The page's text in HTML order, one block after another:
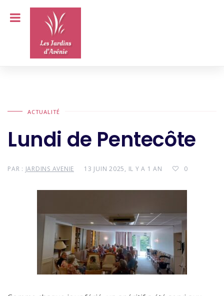
ACTUALITÉ
Lundi de Pentecôte
PAR : JARDINS AVENIE 13 JUIN 2025, IL Y A 1 AN 0